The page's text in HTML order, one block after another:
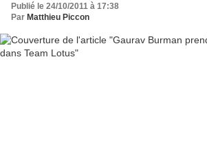
Publié le 24/10/2011 à 17:38
Par Matthieu Piccon